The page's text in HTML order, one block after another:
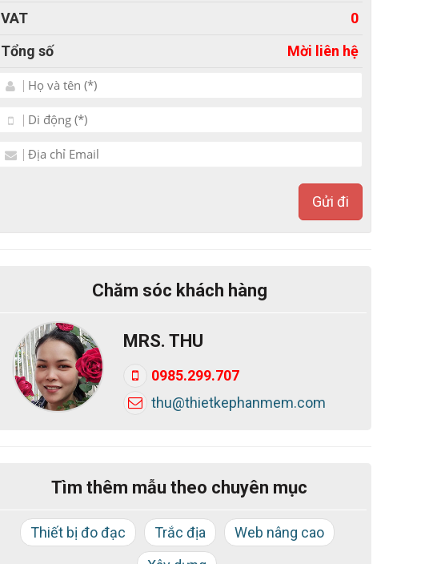
VAT
0
Tổng số
Mời liên hệ
Gửi đi
Chăm sóc khách hàng
MRS. THU
0985.299.707
thu@thietkephanmem.com
Tìm thêm mẫu theo chuyên mục
Thiết bị đo đạc Trắc địa
Web nâng cao